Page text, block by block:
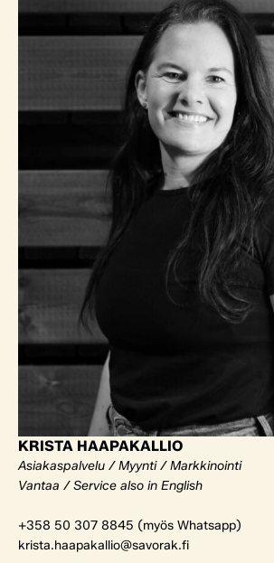
KRISTA HAAPAKALLIO
Asiakaspalvelu / Myynti / Markkinointi
Vantaa / Service also in English
+358 50 307 8845 (myös Whatsapp)
krista.haapakallio@savorak.fi